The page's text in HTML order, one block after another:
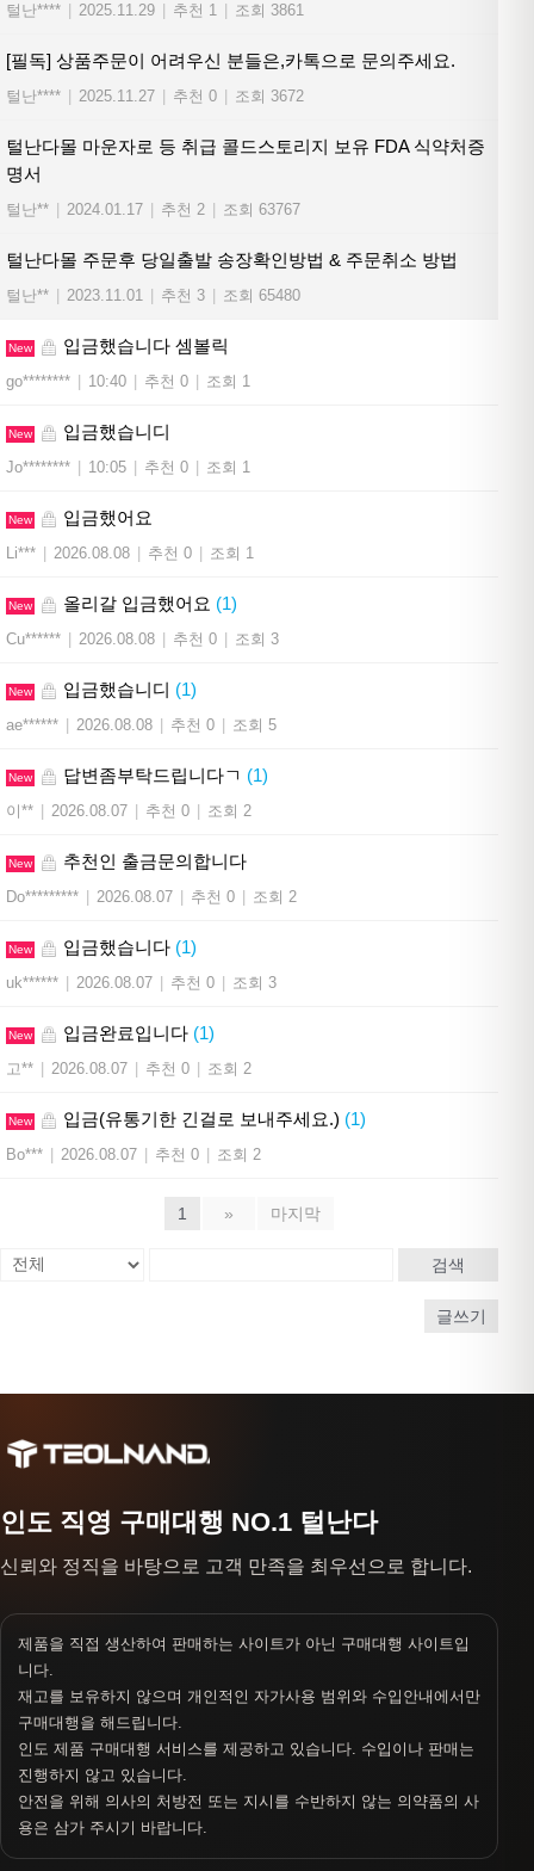
털난**** 2025.11.29 추천 1 조회 3861
[필독] 상품주문이 어려우신 분들은,카톡으로 문의주세요.
털난**** 2025.11.27 추천 0 조회 3672
털난다몰 마운자로 등 취급 콜드스토리지 보유 FDA 식약처증
명서
털난** 2024.01.17 추천 2 조회 63767
털난다몰 주문후 당일출발 송장확인방법 & 주문취소 방법
털난** 2023.11.01 추천 3 조회 65480
New 입금했습니다 셈볼릭
go******** 10:40 추천 0 조회 1
New 입금했습니디
Jo******** 10:05 추천 0 조회 1
New 입금했어요
Li*** 2026.08.08 추천 0 조회 1
New 올리갈 입금했어요 (1)
Cu****** 2026.08.08 추천 0 조회 3
New 입금했습니디 (1)
ae****** 2026.08.08 추천 0 조회 5
New 답변좀부탁드립니다ㄱ (1)
이** 2026.08.07 추천 0 조회 2
New 추천인 출금문의합니다
Do********* 2026.08.07 추천 0 조회 2
New 입금했습니다 (1)
uk****** 2026.08.07 추천 0 조회 3
New 입금완료입니다 (1)
고** 2026.08.07 추천 0 조회 2
New 입금(유통기한 긴걸로 보내주세요.) (1)
Bo*** 2026.08.07 추천 0 조회 2
1 » 마지막
검색
글쓰기
인도 직영 구매대행 NO.1 털난다
신뢰와 정직을 바탕으로 고객 만족을 최우선으로 합니다.
제품을 직접 생산하여 판매하는 사이트가 아닌 구매대행 사이트입
니다.
재고를 보유하지 않으며 개인적인 자가사용 범위와 수입안내에서만
구매대행을 해드립니다.
인도 제품 구매대행 서비스를 제공하고 있습니다. 수입이나 판매는
진행하지 않고 있습니다.
안전을 위해 의사의 처방전 또는 지시를 수반하지 않는 의약품의 사
용은 삼가 주시기 바랍니다.